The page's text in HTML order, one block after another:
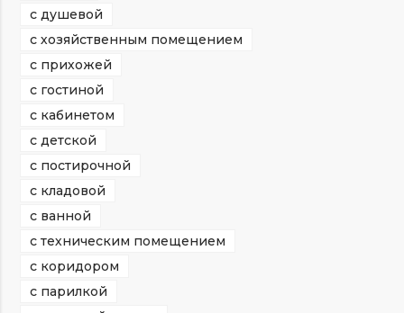
с душевой
с хозяйственным помещением
с прихожей
с гостиной
с кабинетом
с детской
с постирочной
с кладовой
с ванной
с техническим помещением
с коридором
с парилкой